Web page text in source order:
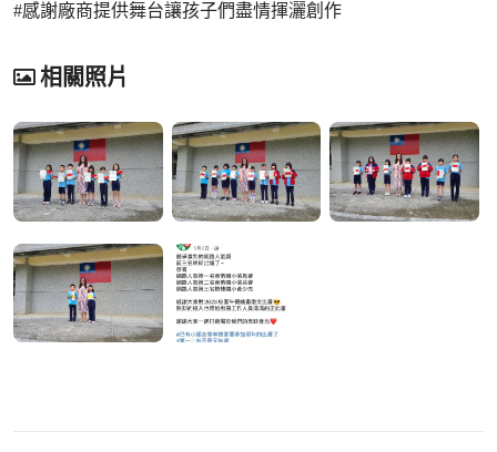
#感謝廠商提供舞台讓孩子們盡情揮灑創作
相關照片